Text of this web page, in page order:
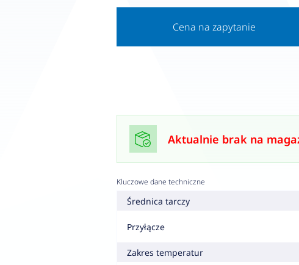
Cena na zapytanie
Aktualnie brak na
Kluczowe dane techniczne
Średnica tarczy
Przyłącze
Zakres temperatur